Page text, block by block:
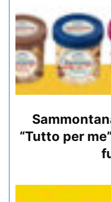
“Tutto per